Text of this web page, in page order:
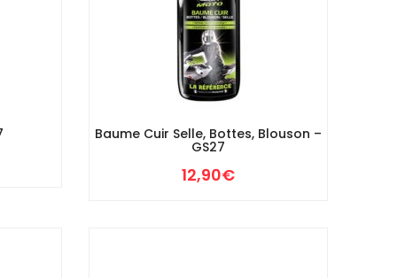
Baume Cuir Selle, Bottes, Blouson –
GS27
12,90€